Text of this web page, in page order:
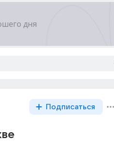
Подписаться